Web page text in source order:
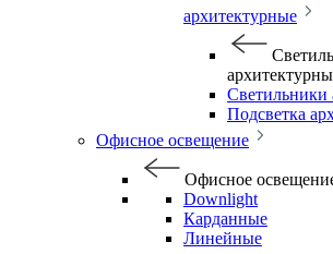
архитектурные
Светильники
Подсветка
Офисное освещение
Офисное
Downlight
Карданные
Линейные